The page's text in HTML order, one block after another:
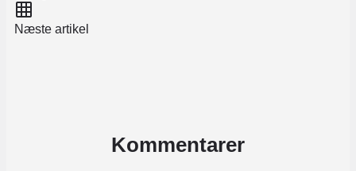
Næste artikel
Kommentarer